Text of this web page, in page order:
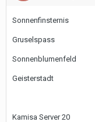
Sonnenfinsternis
Gruselspass
Sonnenblumenfeld
Geisterstadt
Kamisa Server 20